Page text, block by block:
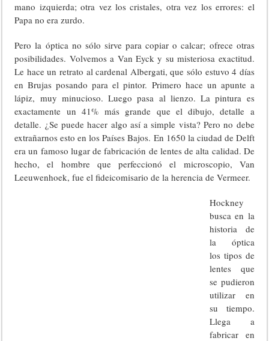
mano izquierda; otra vez los cristales, otra vez los errores: el
Papa no era zurdo.
Pero la óptica no sólo sirve para copiar o calcar; ofrece otras
posibilidades. Volvemos a Van Eyck y su misteriosa exactitud.
Le hace un retrato al cardenal Albergati, que sólo estuvo 4 días
en Brujas posando para el pintor. Primero hace un apunte a
lápiz, muy minucioso. Luego pasa al lienzo. La pintura es
exactamente un 41% más grande que el dibujo, detalle a
detalle. ¿Se puede hacer algo así a simple vista? Pero no debe
extrañarnos esto en los Países Bajos. En 1650 la ciudad de Delft
era un famoso lugar de fabricación de lentes de alta calidad. De
hecho, el hombre que perfeccionó el microscopio, Van
Leeuwenhoek, fue el fideicomisario de la herencia de Vermeer.
Hockney
busca en la
historia de
la óptica
los tipos de
lentes que
se pudieron
utilizar en
su tiempo.
Llega a
fabricar en